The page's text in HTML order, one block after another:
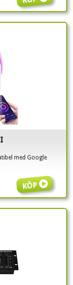
med Google
Köp